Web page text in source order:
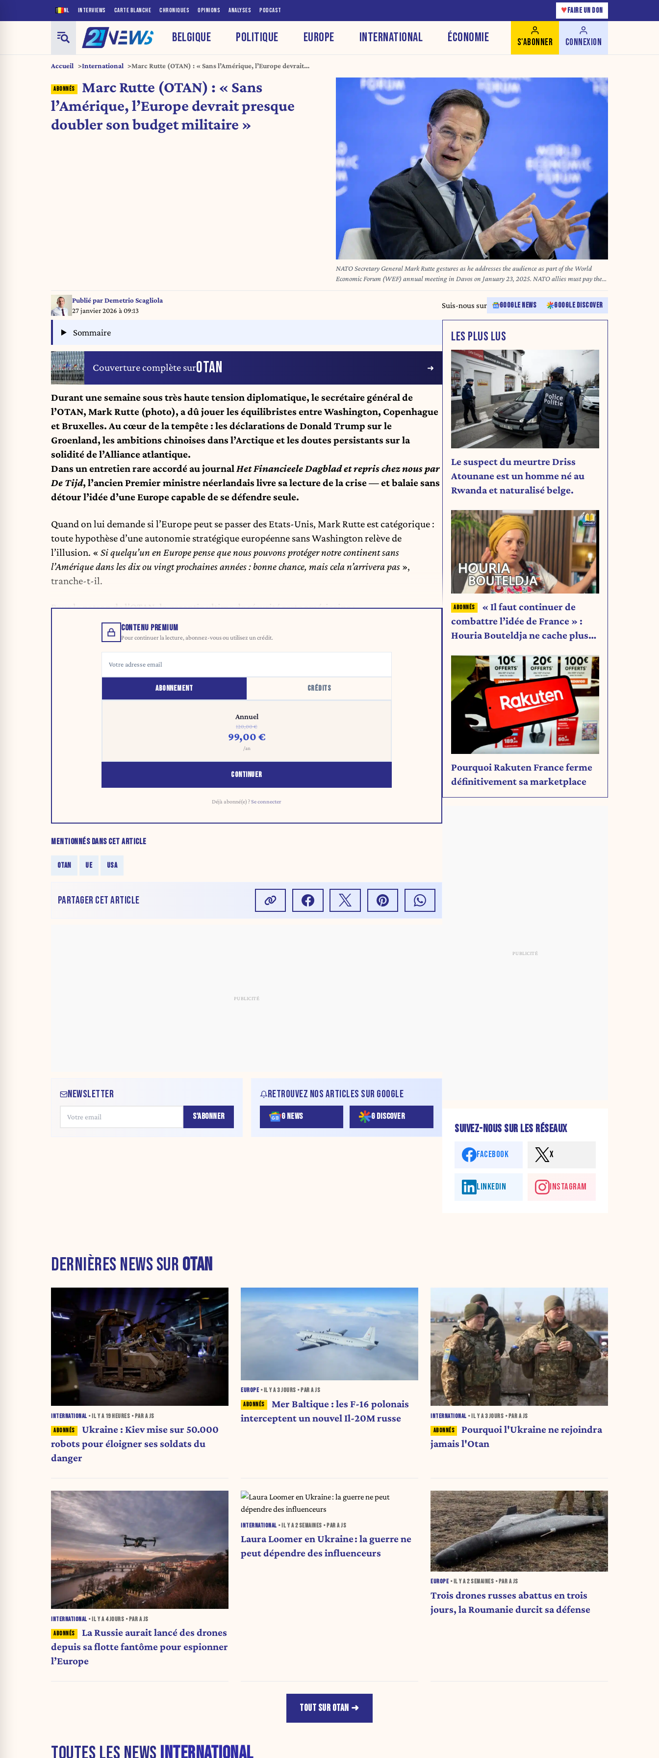
NL INTERVIEWS CARTE BLANCHE CHRONIQUES OPINIONS ANALYSES PODCAST ♥ FAIRE UN DON
BELGIQUE POLITIQUE EUROPE INTERNATIONAL ÉCONOMIE S'ABONNER CONNEXION
Accueil International
Marc Rutte (OTAN) : « Sans l’Amérique, l’Europe devrait
Marc Rutte (OTAN) : « Sans
l’Amérique, l’Europe devrait presque
doubler son budget militaire »
NATO Secretary General Mark Rutte gestures as he addresses the audience as part of the World
Economic Forum (WEF) annual meeting in Davos on January 23, 2025. NATO allies must pay their
"fair share" on defence before considering enlarging the alliance, a US presidential envoy hit out
January 23, 2025, in a retort to the NATO chief during an event in Davos, after Rutte said minutes
earlier that "full NATO membership is then the easiest outcome" for Ukraine if a "substainable"
peace in secured. FABRICE COFFRINI / AFP
Publié parDemetrio Scagliola
27 janvier 2026 à 09:13
Suis-nous sur GOOGLE NEWS GOOGLE DISCOVER
Sommaire
Couverture complète surOTAN
Durant une semaine sous très haute tension diplomatique, le secrétaire général de
l’OTAN, Mark Rutte (photo), a dû jouer les équilibristes entre Washington, Copenhague
et Bruxelles. Au cœur de la tempête : les déclarations de Donald Trump sur le
Groenland, les ambitions chinoises dans l’Arctique et les doutes persistants sur la
solidité de l’Alliance atlantique.
Dans un entretien rare accordé au journalHet Financieele Dagblad et repris chez nous par
De Tijd, l’ancien Premier ministre néerlandais livre sa lecture de la crise — et balaie sans
détour l’idée d’une Europe capable de se défendre seule.
Quand on lui demande si l’Europe peut se passer des Etats-Unis, Mark Rutte est catégorique :
toute hypothèse d’une autonomie stratégique européenne sans Washington relève de
l’illusion. « Si quelqu’un en Europe pense que nous pouvons protéger notre continent sans
l’Amérique dans les dix ou vingt prochaines années : bonne chance, mais cela n’arrivera pas »,
tranche-t-il.
Pour le patron de l’OTAN, la garantie ultime de sécurité reste américaine :
CONTENU PREMIUM
Pour continuer la lecture, abonnez-vous ou utilisez un crédit.
ABONNEMENT CRÉDITS
Annuel
120,00 €
99,00 €
/an
CONTINUER
Déjà abonné(e) ?Se connecter
MENTIONNÉS DANS CET ARTICLE
OTAN UE USA
PARTAGER CET ARTICLE
NEWSLETTER
S'ABONNER
RETROUVEZ NOS ARTICLES SUR GOOGLE
G NEWS G DISCOVER
LES PLUS LUS
Le suspect du meurtre Driss
Atounane est un homme né au
Rwanda et naturalisé belge.
« Il faut continuer de
combattre l’idée de France » :
Houria Bouteldja ne cache plus
Pourquoi Rakuten France ferme
définitivement sa marketplace
SUIVEZ-NOUS SUR LES RÉSEAUX
FACEBOOK X
LINKEDIN INSTAGRAM
DERNIÈRES NEWS SUR OTAN
INTERNATIONAL • IL Y A 19 HEURES • PAR A JS
Ukraine : Kiev mise sur 50.000
robots pour éloigner ses soldats du
danger
EUROPE • IL Y A3 JOURS • PAR A JS
Mer Baltique : les F-16 polonais
interceptent un nouvel Il-20M russe
INTERNATIONAL • IL Y A3 JOURS • PAR A JS
Pourquoi l'Ukraine ne rejoindra
jamais l'Otan
INTERNATIONAL • IL Y A 4 JOURS • PAR A JS
La Russie aurait lancé des drones
depuis sa flotte fantôme pour espionner
l’Europe
INTERNATIONAL • IL Y A2 SEMAINES • PAR A JS
Laura Loomer en Ukraine : la guerre ne
peut dépendre des influenceurs
EUROPE • IL Y A2 SEMAINES • PAR A JS
Trois drones russes abattus en trois
jours, la Roumanie durcit sa défense
TOUT SUR OTAN
TOUTES LES NEWS INTERNATIONAL